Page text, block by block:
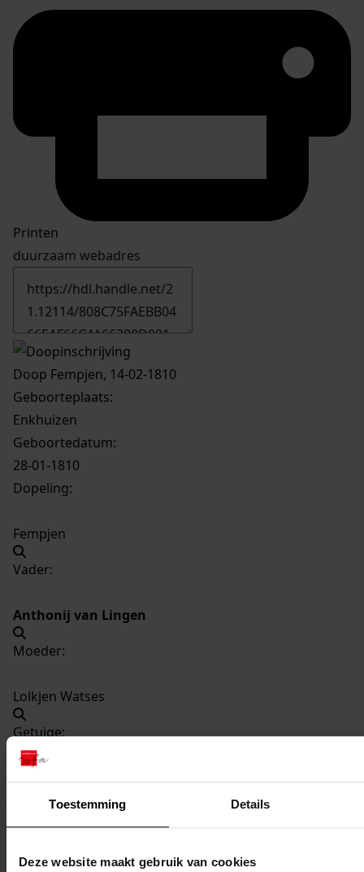
Toestemming Details
Deze website maakt gebruik van cookies
Printen
duurzaam webadres
Doop Fempjen, 14-02-1810
Geboorteplaats:
Enkhuizen
Geboortedatum:
28-01-1810
Dopeling:
Fempjen
Vader:
Anthonij van Lingen
Moeder:
Lolkjen Watses
Getuige:
Lolkjen Watses
Kerkelijke gezindte:
Toegangsnummer: